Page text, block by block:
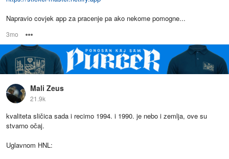
Napravio covjek app za pracenje pa ako nekome pomogne...
3mo
Mali Zeus
21.9k
kvaliteta sličica sada i recimo 1994. i 1990. je nebo i zemlja, ove su
stvarno očaj.
Uglavnom HNL: